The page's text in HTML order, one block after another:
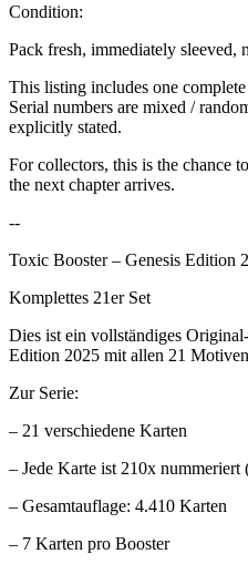
Condition:
Pack fresh, immediately sleeved,
This listing includes one
Serial numbers are mixed /
explicitly stated.
For collectors, this is the chance
the next chapter arrives.
--
Toxic Booster – Genesis Edition
Komplettes 21er Set
Dies ist ein vollständiges
Edition 2025 mit allen 21
Zur Serie:
– 21 verschiedene Karten
– Jede Karte ist 210x nummeriert
– Gesamtauflage: 4.410 Karten
– 7 Karten pro Booster